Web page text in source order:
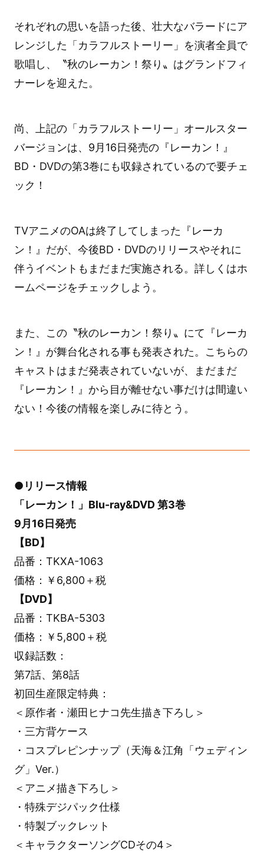
それぞれの思いを語った後、壮大なバラードにア
レンジした「カラフルストーリー」を演者全員で
歌唱し、〝秋のレーカン！祭り〟はグランドフィ
ナーレを迎えた。
尚、上記の「カラフルストーリー」オールスター
バージョンは、9月16日発売の『レーカン！』
BD・DVDの第3巻にも収録されているので要チェ
ック！
TVアニメのOAは終了してしまった『レーカ
ン！』だが、今後BD・DVDのリリースやそれに
伴うイベントもまだまだ実施される。詳しくはホ
ームページをチェックしよう。
また、この〝秋のレーカン！祭り〟にて『レーカ
ン！』が舞台化される事も発表された。こちらの
キャストはまだ発表されていないが、まだまだ
『レーカン！』から目が離せない事だけは間違い
ない！今後の情報を楽しみに待とう。
●リリース情報
「レーカン！」Blu-ray&DVD 第3巻
9月16日発売
【BD】
品番：TKXA-1063
価格：￥6,800＋税
【DVD】
品番：TKBA-5303
価格：￥5,800＋税
収録話数：
第7話、第8話
初回生産限定特典：
＜原作者・瀬田ヒナコ先生描き下ろし＞
・三方背ケース
・コスプレピンナップ（天海＆江角「ウェディン
グ」Ver.）
＜アニメ描き下ろし＞
・特殊デジパック仕様
・特製ブックレット
＜キャラクターソングCDその4＞